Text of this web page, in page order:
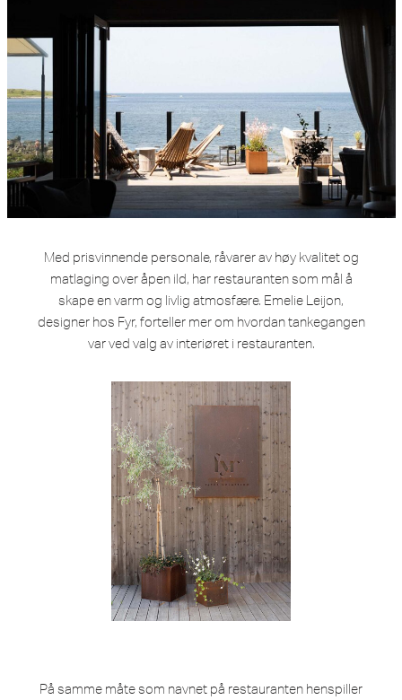
Med prisvinnende personale, råvarer av høy kvalitet og
matlaging over åpen ild, har restauranten som mål å
skape en varm og livlig atmosfære. Emelie Leijon,
designer hos Fyr, forteller mer om hvordan tankegangen
var ved valg av interiøret i restauranten.
På samme måte som navnet på restauranten henspiller